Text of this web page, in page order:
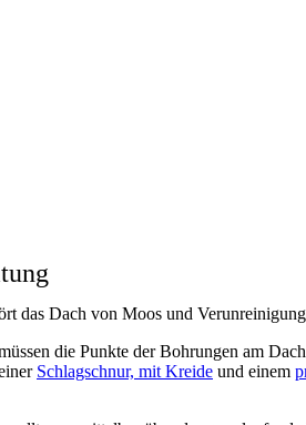
das Dach von Moos und
die Punkte der Bohrungen am
Schlagschnur, mit Kreide und einem